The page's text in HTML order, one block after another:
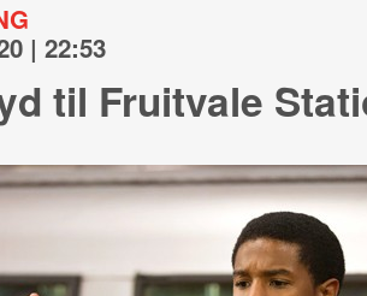
| 22:53
til Fruitvale